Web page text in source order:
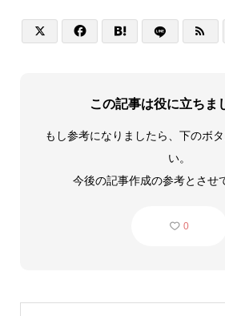
   
この記事は役に立ちま
もし参考になりましたら、下のボ
い。
今後の記事作成の参考とさせ
0